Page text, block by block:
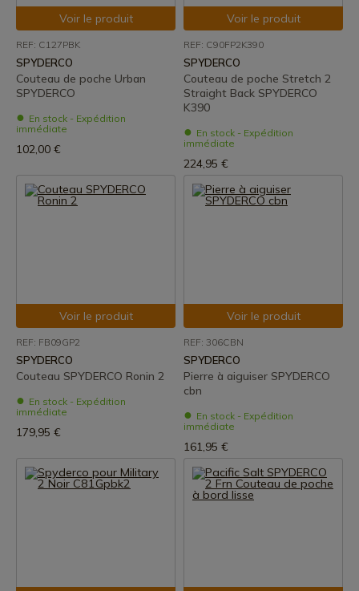
Voir le produit
REF: C127PBK
SPYDERCO
Couteau de poche Urban
SPYDERCO
En stock - Expédition
immédiate
102,00 €
Voir le produit
REF: C90FP2K390
SPYDERCO
Couteau de poche Stretch 2
Straight Back SPYDERCO
K390
En stock - Expédition
immédiate
224,95 €
Voir le produit
REF: FB09GP2
SPYDERCO
Couteau SPYDERCO Ronin 2
En stock - Expédition
immédiate
179,95 €
Voir le produit
REF: 306CBN
SPYDERCO
Pierre à aiguiser SPYDERCO
cbn
En stock - Expédition
immédiate
161,95 €